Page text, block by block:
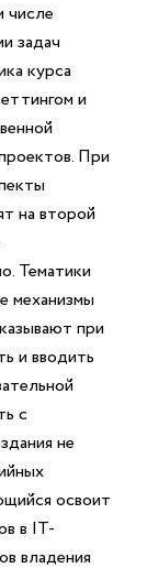
числе
задач
курса
и
При
на второй
Тематики
механизмы
при
и вводить
с
не
освоит
в IT-
владения